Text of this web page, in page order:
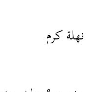
نهلة كرم